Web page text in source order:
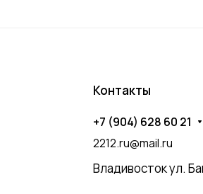
Контакты
+7 (904) 628 60 21
2212.ru@mail.ru
Владивосток ул.